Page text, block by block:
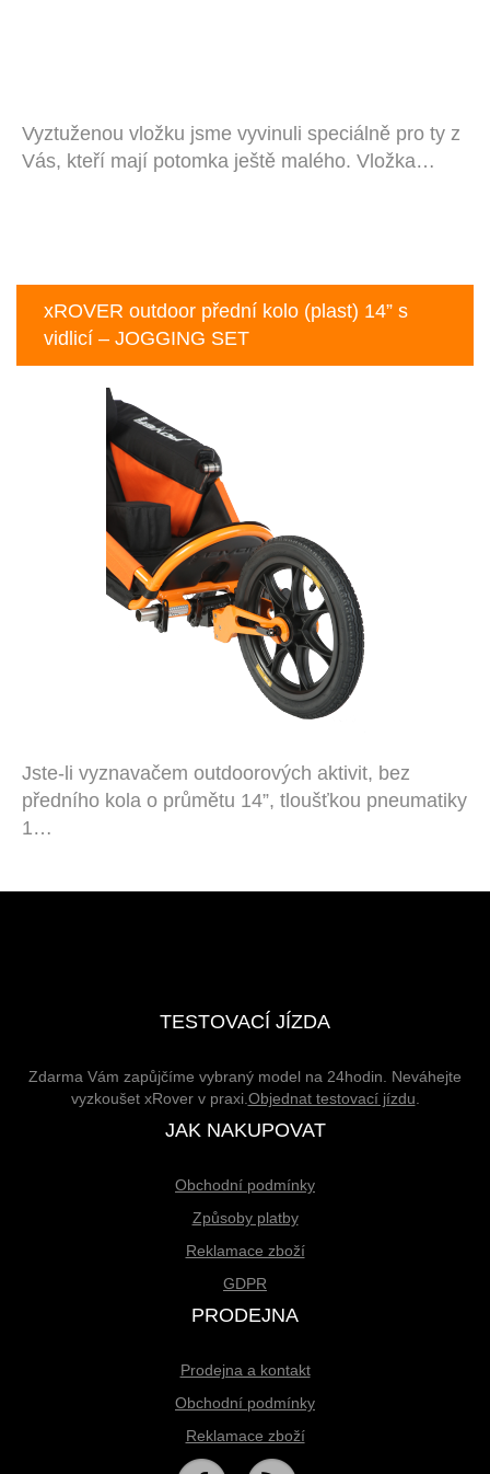
Vyztuženou vložku jsme vyvinuli speciálně pro ty z
Vás, kteří mají potomka ještě malého. Vložka…
xROVER outdoor přední kolo (plast) 14” s
vidlicí – JOGGING SET
Jste-li vyznavačem outdoorových aktivit, bez
předního kola o průmětu 14”, tloušťkou pneumatiky
1…
TESTOVACÍ JÍZDA
Zdarma Vám zapůjčíme vybraný model na 24hodin. Neváhejte
vyzkoušet xRover v praxi. Objednat testovací jízdu
JAK NAKUPOVAT
Obchodní podmínky
Způsoby platby
Reklamace zboží
GDPR
PRODEJNA
Prodejna a kontakt
Obchodní podmínky
Reklamace zboží